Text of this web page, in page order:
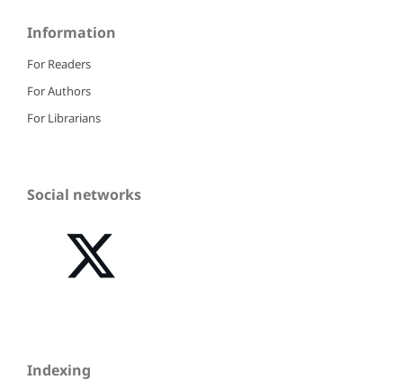
Information
For Readers
For Authors
For Librarians
Social networks
Indexing